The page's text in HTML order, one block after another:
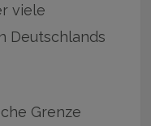
viele
Deutschlands
Grenze